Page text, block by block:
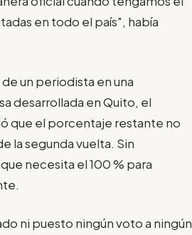
en todo el país", había
un periodista en una
desarrollada en Quito, el
que el porcentaje restante no
la segunda vuelta. Sin
necesita el 100 % para
ni puesto ningún voto a ningún